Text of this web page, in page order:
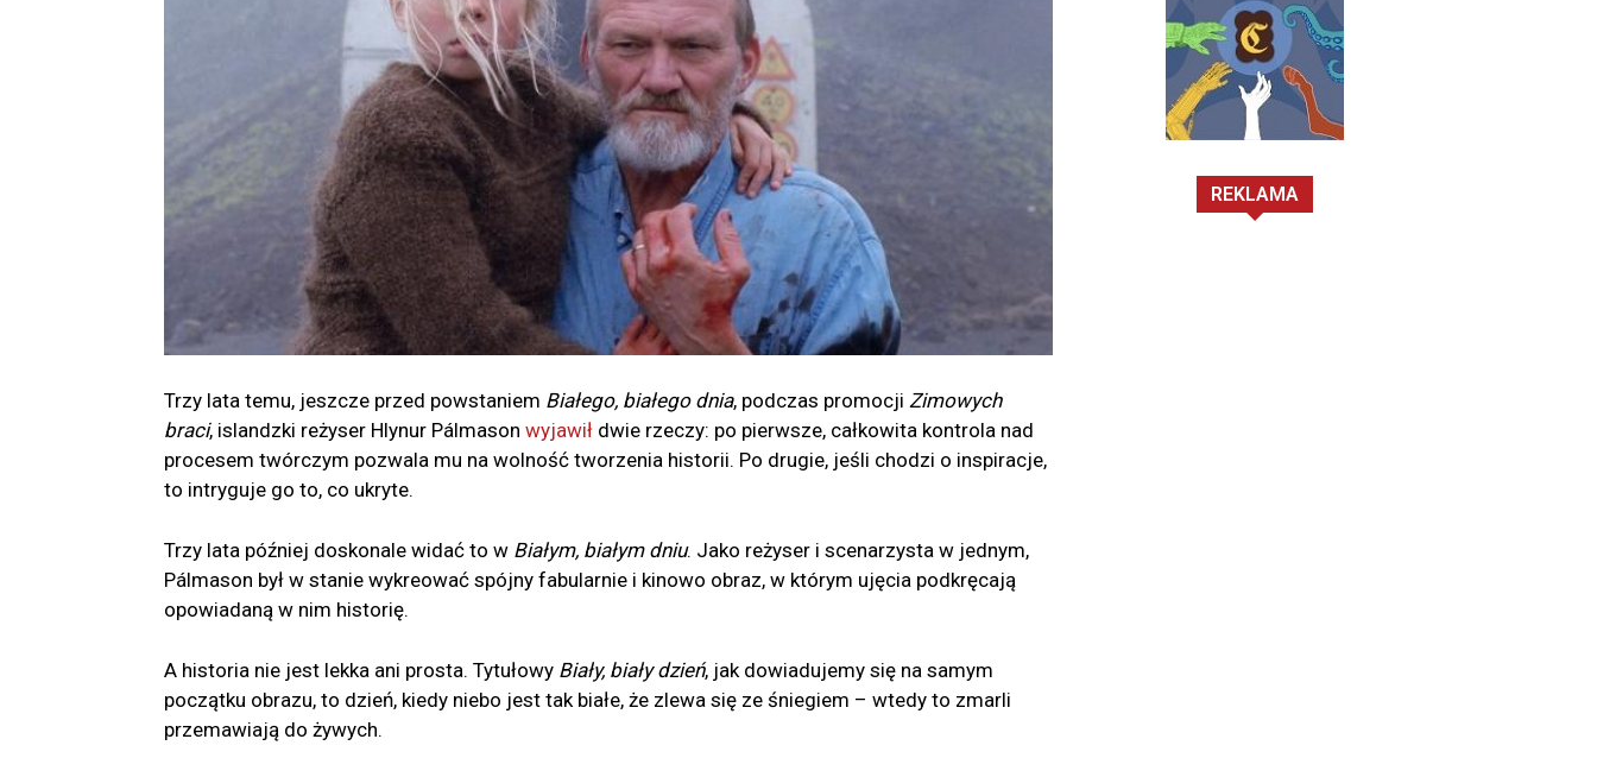
Trzy lata temu, jeszcze przed powstaniem Białego, białego dnia, podczas promocji Zimowych
braci, islandzki reżyser Hlynur Pálmason wyjawił dwie rzeczy: po pierwsze, całkowita kontrola nad
procesem twórczym pozwala mu na wolność tworzenia historii. Po drugie, jeśli chodzi o inspiracje,
to intryguje go to, co ukryte.
Trzy lata później doskonale widać to w Białym, białym dniu. Jako reżyser i scenarzysta w jednym,
Pálmason był w stanie wykreować spójny fabularnie i kinowo obraz, w którym ujęcia podkręcają
opowiadaną w nim historię.
A historia nie jest lekka ani prosta. Tytułowy Biały, biały dzień, jak dowiadujemy się na samym
początku obrazu, to dzień, kiedy niebo jest tak białe, że zlewa się ze śniegiem – wtedy to zmarli
przemawiają do żywych.
REKLAMA